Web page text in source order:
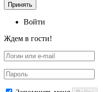
Принять
Войти
Ждем в гости!